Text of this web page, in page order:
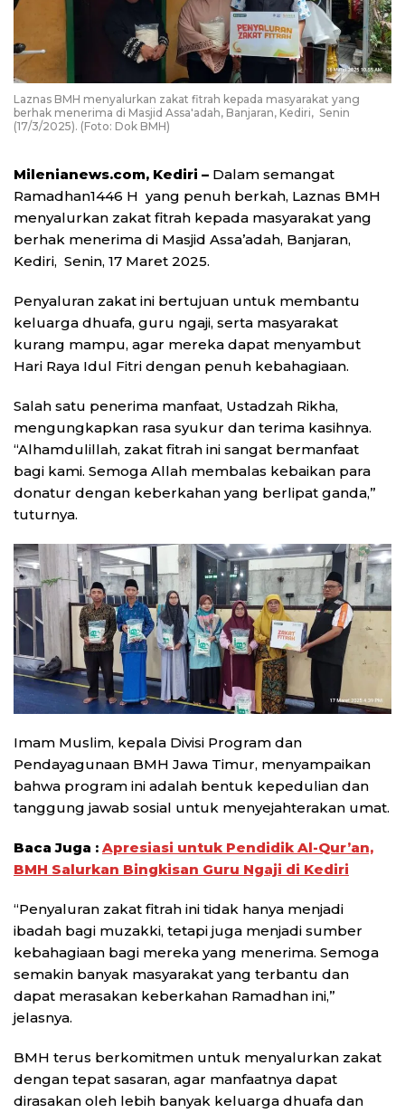
Laznas BMH menyalurkan zakat fitrah kepada masyarakat yang
berhak menerima di Masjid Assa'adah, Banjaran, Kediri, Senin
(17/3/2025). (Foto: Dok BMH)
Milenianews.com, Kediri – Dalam semangat
Ramadhan1446 H yang penuh berkah, Laznas BMH
menyalurkan zakat fitrah kepada masyarakat yang
berhak menerima di Masjid Assa’adah, Banjaran,
Kediri, Senin, 17 Maret 2025.
Penyaluran zakat ini bertujuan untuk membantu
keluarga dhuafa, guru ngaji, serta masyarakat
kurang mampu, agar mereka dapat menyambut
Hari Raya Idul Fitri dengan penuh kebahagiaan.
Salah satu penerima manfaat, Ustadzah Rikha,
mengungkapkan rasa syukur dan terima kasihnya.
“Alhamdulillah, zakat fitrah ini sangat bermanfaat
bagi kami. Semoga Allah membalas kebaikan para
donatur dengan keberkahan yang berlipat ganda,”
tuturnya.
Imam Muslim, kepala Divisi Program dan
Pendayagunaan BMH Jawa Timur, menyampaikan
bahwa program ini adalah bentuk kepedulian dan
tanggung jawab sosial untuk menyejahterakan umat.
Baca Juga : Apresiasi untuk Pendidik Al-Qur’an,
BMH Salurkan Bingkisan Guru Ngaji di Kediri
“Penyaluran zakat fitrah ini tidak hanya menjadi
ibadah bagi muzakki, tetapi juga menjadi sumber
kebahagiaan bagi mereka yang menerima. Semoga
semakin banyak masyarakat yang terbantu dan
dapat merasakan keberkahan Ramadhan ini,”
jelasnya.
BMH terus berkomitmen untuk menyalurkan zakat
dengan tepat sasaran, agar manfaatnya dapat
dirasakan oleh lebih banyak keluarga dhuafa dan